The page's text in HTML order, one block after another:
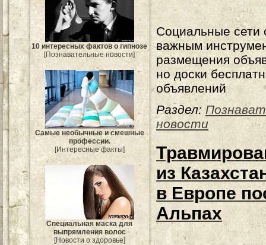
10 интересных фактов о гипнозе
[Познавательные новости]
Самые необычные и смешные
профессии.
[Интересные факты]
Специальная маска для
выпрямления волос
[Новости о здоровье]
Социальные сети
важным
размещения
но доски
объявлений
Раздел:
новости
из
в Европе
Альпах